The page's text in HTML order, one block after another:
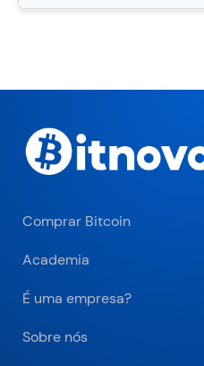
Comprar Bitcoin
Academia
É uma empresa?
Sobre nós